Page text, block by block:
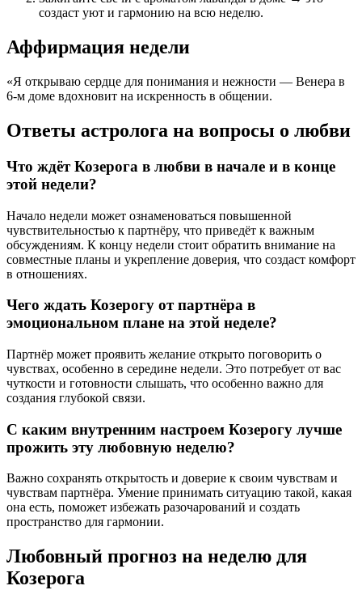
создаст уют и гармонию на всю неделю.
Аффирмация недели
«Я открываю сердце для понимания и нежности — Венера в
6-м доме вдохновит на искренность в общении.
Ответы астролога на вопросы о любви
Что ждёт Козерога в любви в начале и в конце
этой недели?
Начало недели может ознаменоваться повышенной
чувствительностью к партнёру, что приведёт к важным
обсуждениям. К концу недели стоит обратить внимание на
совместные планы и укрепление доверия, что создаст комфорт
в отношениях.
Чего ждать Козерогу от партнёра в
эмоциональном плане на этой неделе?
Партнёр может проявить желание открыто поговорить о
чувствах, особенно в середине недели. Это потребует от вас
чуткости и готовности слышать, что особенно важно для
создания глубокой связи.
С каким внутренним настроем Козерогу лучше
прожить эту любовную неделю?
Важно сохранять открытость и доверие к своим чувствам и
чувствам партнёра. Умение принимать ситуацию такой, какая
она есть, поможет избежать разочарований и создать
пространство для гармонии.
Любовный прогноз на неделю для
Козерога